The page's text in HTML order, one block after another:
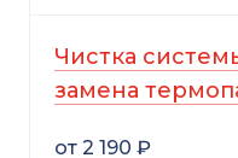
Чистка
замена
от 2 190 ₽